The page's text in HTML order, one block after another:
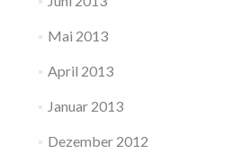
Mai 2013
April 2013
Januar 2013
Dezember 2012